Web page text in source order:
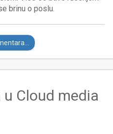
Cloud media